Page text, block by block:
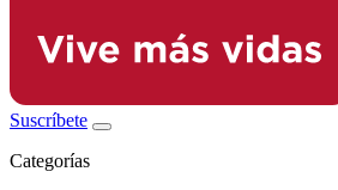
Suscríbete
Categorías